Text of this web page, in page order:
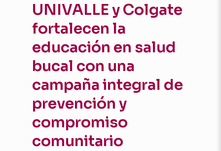
UNIVALLE y Colgate
fortalecen la
educación en salud
bucal con una
campaña integral de
prevención y
compromiso
comunitario